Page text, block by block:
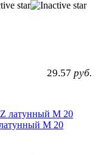
29.57 руб.
М 20